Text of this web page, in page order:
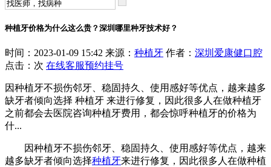
种植牙价格为什么这么贵？深圳哪里种牙技术好？
时间：2023-01-09 15:42 来源： 种植牙 作者： 深圳爱康健口腔
点击： 次 在线客服预约挂号
因种植牙不损伤邻牙、稳固持久、使用感好等优点，越来越多
缺牙者倾向选择 种植牙 来进行修复，因此很多人在做种植牙
之前都会去医院咨询种植牙费用，都会惊呼种植牙的价格为
什...
因种植牙不损伤邻牙、稳固持久、使用感好等优点，越来
越多缺牙者倾向选择种植牙来进行修复，因此很多人在做种植